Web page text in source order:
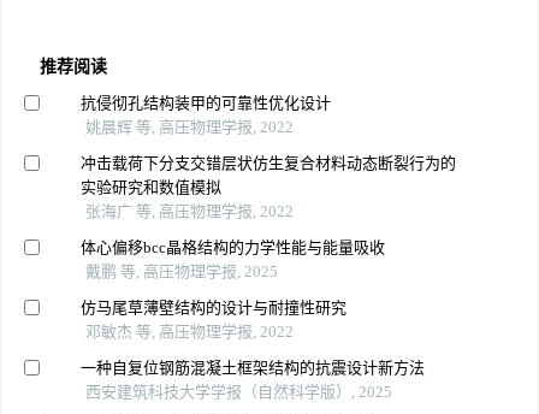
推荐阅读
抗侵彻孔结构装甲的可靠性优化设计
姚晨辉 等, 高压物理学报, 2022
冲击载荷下分支交错层状仿生复合材料动态断裂行为的
实验研究和数值模拟
张海广 等, 高压物理学报, 2022
体心偏移bcc晶格结构的力学性能与能量吸收
戴鹏 等, 高压物理学报, 2025
仿马尾草薄壁结构的设计与耐撞性研究
邓敏杰 等, 高压物理学报, 2022
一种自复位钢筋混凝土框架结构的抗震设计新方法
西安建筑科技大学学报（自然科学版）, 2025